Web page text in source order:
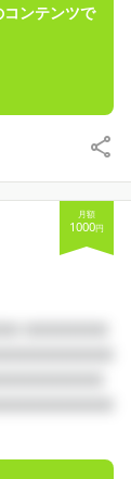
ンテンツで
月額
1000円